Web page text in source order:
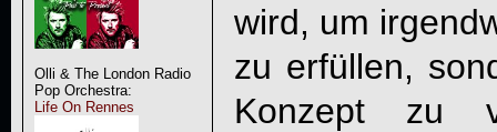
Olli & The London Radio
Pop Orchestra:
Life On Rennes
wird, um
zu erfüllen,
Konzept zu